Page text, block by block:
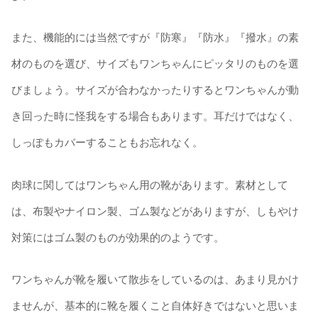
また、機能的には当然ですが『防寒』『防水』『撥水』の素
材のものを選び、サイズもワンちゃんにピッタリのものを選
びましょう。サイズが合わなかったりするとワンちゃんが動
き回った時に怪我をする場合もあります。耳だけではなく、
しっぽもカバーすることもお忘れなく。
肉球に関してはワンちゃん用の靴があります。素材として
は、布製やナイロン製、ゴム製などがありますが、しもやけ
対策にはゴム製のものが効果的のようです。
ワンちゃんが靴を履いて散歩をしているのは、あまり見かけ
ませんが、基本的に靴を履くこと自体好きではないと思いま